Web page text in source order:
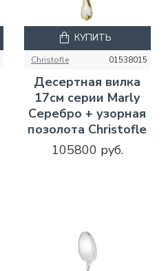
Christofle 01538015
Десертная вилка
17см серии Marly
Серебро + узорная
позолота Christofle
105800 руб.
КУПИТЬ